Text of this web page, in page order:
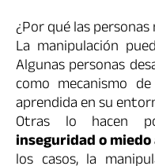
¿Por qué las
La manipulación
Algunas personas
como mecanismo
aprendida en su
Otras lo hacen
inseguridad o